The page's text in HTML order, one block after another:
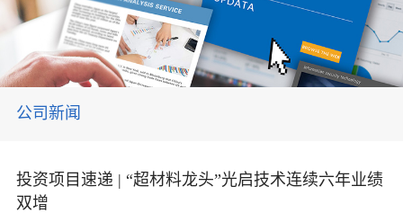
关于我
新闻资
公司新闻
投资项目速递 | “超材料龙头”光启技术连续六年业绩
双增